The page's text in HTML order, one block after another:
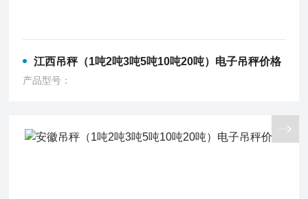
江西吊秤（1吨2吨3吨5吨10吨20吨）电子吊秤价格
产品型号：